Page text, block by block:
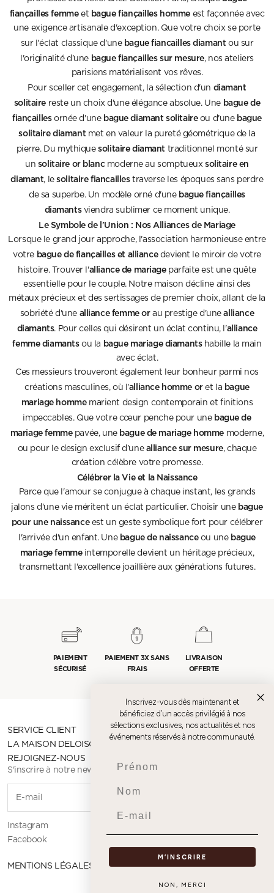
fiançailles femmeet bague fiançailles homme est façonnée avec
une exigence artisanale d'exception. Que votre choix se porte
sur l'éclat classique d'une bague fiancailles diamant ou sur
l'originalité d'une bague fiançailles sur mesure, nos ateliers
parisiens matérialisent vos rêves.
Pour sceller cet engagement, la sélection d'un diamant
solitaire reste un choix d'une élégance absolue. Une bague de
fiançaillesornée d'une bague diamant solitaireou d'une bague
solitaire diamant met en valeur la pureté géométrique de la
pierre. Du mythiquesolitaire diamant traditionnel monté sur
un solitaire or blancmoderne au somptueux solitaire en
diamant, lesolitaire fiancaillestraverse les époques sans perdre
de sa superbe. Un modèle orné d'une bague fiançailles
diamantsviendra sublimer ce moment unique.
Le Symbole de l'Union : Nos Alliances de Mariage
Lorsque le grand jour approche, l'association harmonieuse entre
votre bague de fiançailles et alliancedevient le miroir de votre
histoire. Trouver l'alliance de mariageparfaite est une quête
essentielle pour le couple. Notre maison décline ainsi des
métaux précieux et des sertissages de premier choix, allant de la
sobriété d'une alliance femme orau prestige d'unealliance
diamants. Pour celles qui désirent un éclat continu, l'alliance
femme diamantsou la bague mariage diamantshabille la main
avec éclat.
Ces messieurs trouveront également leur bonheur parmi nos
créations masculines, où l'alliance homme oret la bague
mariage hommemarient design contemporain et finitions
impeccables. Que votre cœur penche pour une bague de
mariage femmepavée, une bague de mariage homme moderne,
ou pour le design exclusif d'une alliance sur mesure, chaque
création célèbre votre promesse.
Célébrer la Vie et la Naissance
Parce que l'amour se conjugue à chaque instant, les grands
jalons d'une vie méritent un éclat particulier. Choisir une bague
pour une naissanceest un geste symbolique fort pour célébrer
l'arrivée d'un enfant. Une bague de naissanceou une bague
mariage femmeintemporelle devient un héritage précieux,
transmettant l'excellence joaillière aux générations futures.
PAIEMENT
SÉCURISÉ
PAIEMENT 3X SANS
FRAIS
LIVRAISON
OFFERTE
SERVICE CLIENT
LA MAISON DELOISON
REJOIGNEZ-NOUS
S'inscrire à notre newsletter
Instagram
Facebook
MENTIONS LÉGALES
Inscrivez-vous dès maintenant et
bénéficiez d’un accès privilégié à nos
sélections exclusives, nos actualités et nos
événements réservés à notre communauté.
Prenom
M’INSCRIRE
NON, MERCI